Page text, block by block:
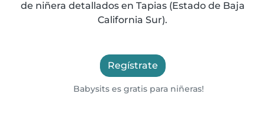
de niñera detallados en Tapias (Estado de Baja
California Sur).
Regístrate
Babysits es gratis para niñeras!